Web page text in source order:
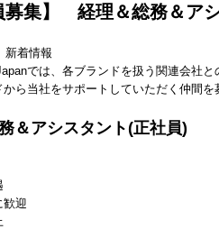
募集】 経理＆総務＆ア
新着情報
では、各ブランドを扱う関連会社と
ら当社をサポートしていただく仲間を
＆アシスタント(正社員)
歓迎